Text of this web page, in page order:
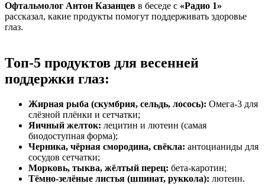
Офтальмолог Антон Казанцев в беседе с «Радио 1»
рассказал, какие продукты помогут поддерживать здоровье
глаз.
Топ-5 продуктов для весенней
поддержки глаз:
Жирная рыба (скумбрия, сельдь, лосось): Омега-3 для
слёзной плёнки и сетчатки;
Яичный желток: лецитин и лютеин (самая
биодоступная форма);
Черника, чёрная смородина, свёкла: антоцианиды для
сосудов сетчатки;
Морковь, тыква, жёлтый перец: бета-каротин;
Тёмно-зелёные листья (шпинат, руккола): лютеин.